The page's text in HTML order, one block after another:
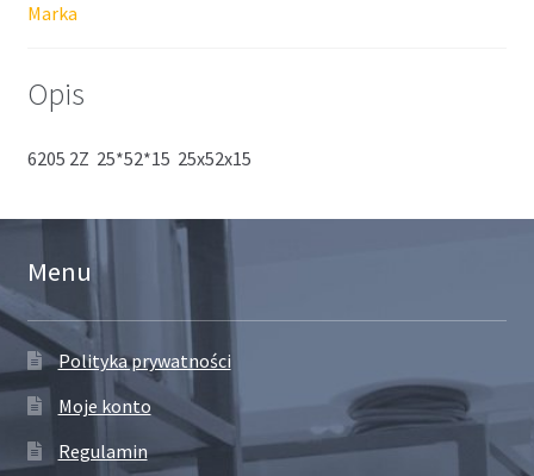
Marka
Opis
6205 2Z 25*52*15 25x52x15
Menu
Polityka prywatności
Moje konto
Regulamin